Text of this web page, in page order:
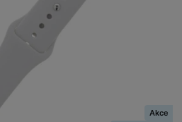
Stylusy
Jednorázové baterie
Akce